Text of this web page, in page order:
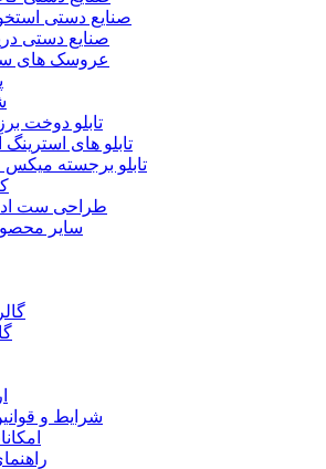
صنایع دستی
صنایع دستی
عروسک های
تابلو دوخت
تابلو های
تابلو برجسته میکس
طراحی ست
سایر
شرایط و